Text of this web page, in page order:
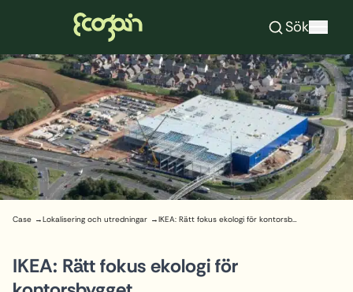
Hoppa till innehåll
Sök
Case Lokalisering och utredningar IKEA: Rätt fokus ekologi för kontorsbygget
IKEA: Rätt fokus ekologi för